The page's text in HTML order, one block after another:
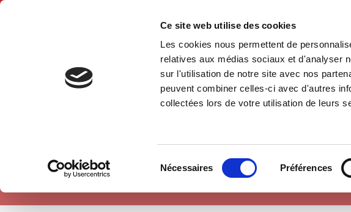
Ce site web utilise des cookies
Les cookies nous permettent de
relatives aux médias sociaux et d'analyser
sur l'utilisation de notre site avec nos
peuvent combiner celles-ci avec d'autres
collectées lors de votre utilisation de leurs
Nécessaires Préférences
Accueil
Accueil